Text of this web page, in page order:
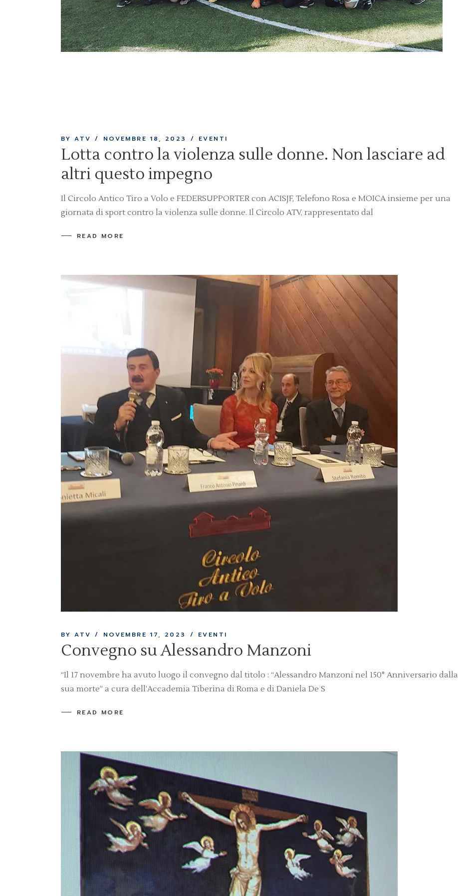
BY ATV NOVEMBRE 18, 2023 EVENTI
Lotta contro la violenza sulle donne. Non lasciare ad
altri questo impegno
Il Circolo Antico Tiro a Volo e FEDERSUPPORTER con ACISJF, Telefono Rosa e MOICA insieme per una
giornata di sport contro la violenza sulle donne. Il Circolo ATV, rappresentato dal
READ MORE
BY ATV NOVEMBRE 17, 2023 EVENTI
Convegno su Alessandro Manzoni
“Il 17 novembre ha avuto luogo il convegno dal titolo : “Alessandro Manzoni nel 150° Anniversario dalla
sua morte” a cura dell’Accademia Tiberina di Roma e di Daniela De S
READ MORE